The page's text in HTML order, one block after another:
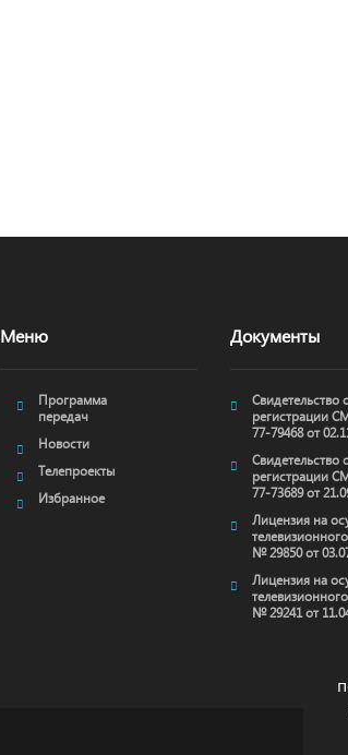
Меню
Программа
передач
Новости
Телепроекты
Избранное
Документы
Свидетельство
регистрации
77-79468 от
Свидетельство
регистрации
77-73689 от
Лицензия на
№ 29850 от
Лицензия на
№ 29241 от